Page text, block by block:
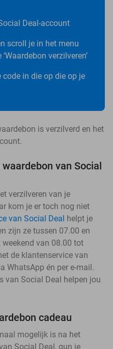
Deal-account
scroll je in het menu
verzilveren’
code in die op die op je
is verzilverd en het
van Social
verzilveren van je
kom je er toch nog niet
van Social Deal helpt je
zijn ze tussen 07.00 en
weekend van 08.00 tot
de klantenservice van
WhatsApp én per e-mail.
van Social Deal helpen jou
cadeau
mogelijk is na het
Social Deal, gun je